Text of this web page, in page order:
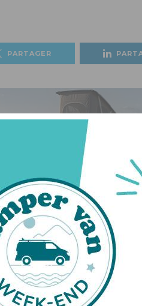
PARTAGER